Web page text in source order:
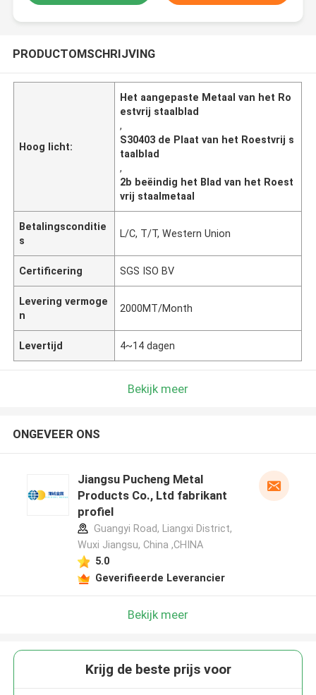
PRODUCTOMSCHRIJVING
Hoog licht:
Het aangepaste Metaal van het Ro
estvrij staalblad
,
S30403 de Plaat van het Roestvrij s
taalblad
,
2b beëindig het Blad van het Roest
vrij staalmetaal
Betalingsconditie
s
L/C, T/T, Western Union
Certificering SGS ISO BV
Levering vermoge
n
2000MT/Month
Levertijd 4~14 dagen
Bekijk meer
ONGEVEER ONS
Jiangsu Pucheng Metal
Products Co., Ltd fabrikant
profiel
Guangyi Road, Liangxi District,
Wuxi Jiangsu, China ,CHINA
5.0
Geverifieerde Leverancier
Bekijk meer
Krijg de beste prijs voor